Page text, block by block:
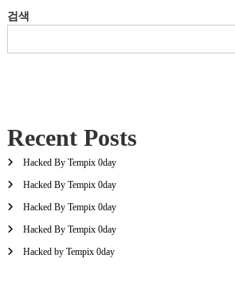
검색
Recent Posts
Hacked By Tempix 0day
Hacked By Tempix 0day
Hacked By Tempix 0day
Hacked By Tempix 0day
Hacked by Tempix 0day